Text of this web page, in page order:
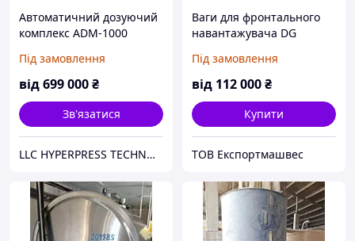
Автоматичний дозуючий
комплекс ADM-1000
Під замовлення
від699 000₴
Зв'язатися
LLC HYPERPRESS TECHNOLOGIES
Ваги для фронтального
навантажувача DG
Під замовлення
від 112 000₴
Купити
ТОВ Експортмашвес